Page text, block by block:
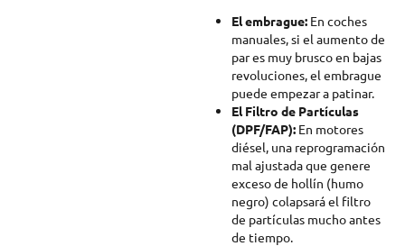
El embrague: En coches
manuales, si el aumento de
par es muy brusco en bajas
revoluciones, el embrague
puede empezar a patinar.
El Filtro de Partículas
(DPF/FAP): En motores
diésel, una reprogramación
mal ajustada que genere
exceso de hollín (humo
negro) colapsará el filtro
de partículas mucho antes
de tiempo.